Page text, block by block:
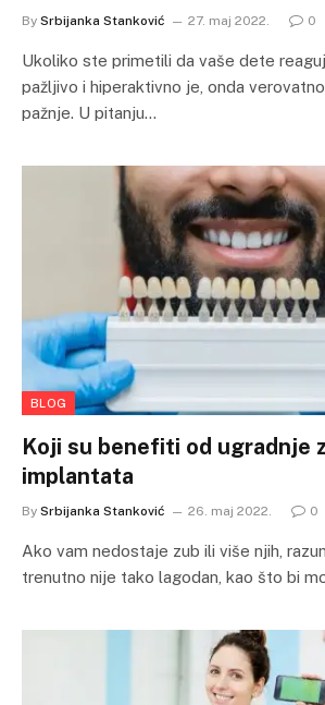
By Srbijanka Stanković 27. maj 2022. 0
Ukoliko ste primetili da vaše dete
pažljivo i hiperaktivno je, onda
pažnje. U pitanju…
BLOG
Koji su benefiti od ugradnje
implantata
By Srbijanka Stanković 26. maj 2022. 0
Ako vam nedostaje zub ili više njih,
trenutno nije tako lagodan, kao što bi